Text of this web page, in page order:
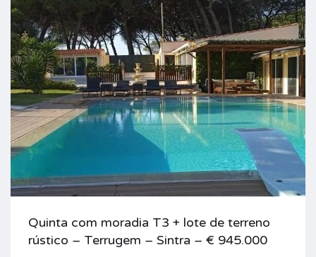
Quinta com moradia T3 + lote de terreno
rústico – Terrugem – Sintra – € 945.000